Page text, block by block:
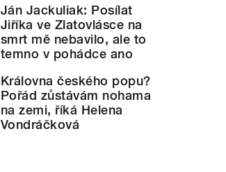
Ján Jackuliak: Posílat
Jiříka ve Zlatovlásce na
smrt mě nebavilo, ale to
temno v pohádce ano
Královna českého popu?
Pořád zůstávám nohama
na zemi, říká Helena
Vondráčková